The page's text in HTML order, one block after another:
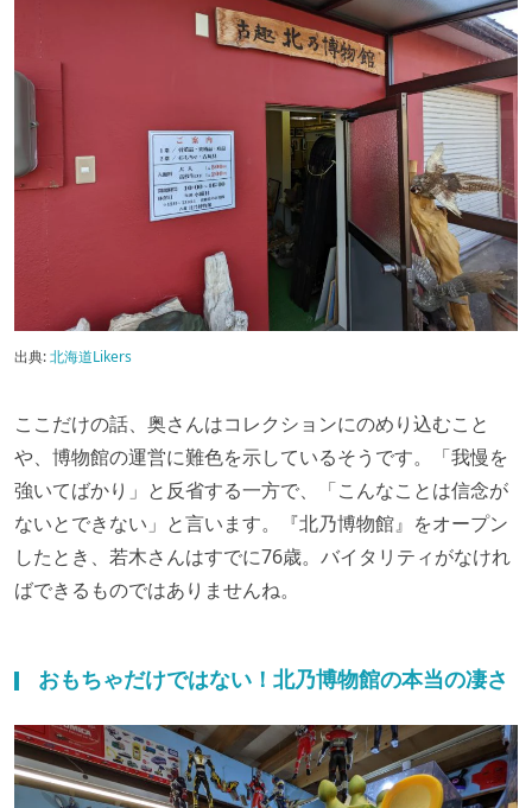
出典:北海道Likers
ここだけの話、奥さんはコレクションにのめり込むこと
や、博物館の運営に難色を示しているそうです。「我慢を
強いてばかり」と反省する一方で、「こんなことは信念が
ないとできない」と言います。『北乃博物館』をオープン
したとき、若木さんはすでに76歳。バイタリティがなけれ
ばできるものではありませんね。
おもちゃだけではない！北乃博物館の本当の凄さ